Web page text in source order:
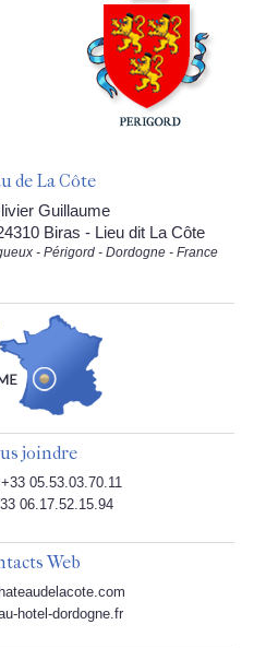
de La Côte
Guillaume
Biras - Lieu dit La Côte
- Périgord - Dordogne - France
joindre
05.53.03.70.11
06.17.52.15.94
Web
hotel-dordogne.fr